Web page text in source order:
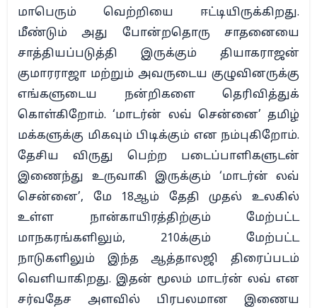
மாபெரும் வெற்றியை ஈட்டியிருக்கிறது.
மீண்டும் அது போன்றதொரு சாதனையை
சாத்தியப்படுத்தி இருக்கும் தியாகராஜன்
குமாரராஜா மற்றும் அவருடைய குழுவினருக்கு
எங்களுடைய நன்றிகளை தெரிவித்துக்
கொள்கிறோம். ‘மாடர்ன் லவ் சென்னை’ தமிழ்
மக்களுக்கு மிகவும் பிடிக்கும் என நம்புகிறோம்.
தேசிய விருது பெற்ற படைப்பாளிகளுடன்
இணைந்து உருவாகி இருக்கும் ‘மாடர்ன் லவ்
சென்னை’, மே 18ஆம் தேதி முதல் உலகில்
உள்ள நான்காயிரத்திற்கும் மேற்பட்ட
மாநகரங்களிலும், 210க்கும் மேற்பட்ட
நாடுகளிலும் இந்த ஆத்தாலஜி திரைப்படம்
வெளியாகிறது. இதன் மூலம் மாடர்ன் லவ் என
சர்வதேச அளவில் பிரபலமான இணைய